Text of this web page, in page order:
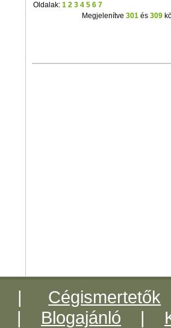
Oldalak: 1 2 3 4 5 6 7
Megjelenítve301 és309
| Cégismertetők
| Blogajánló |